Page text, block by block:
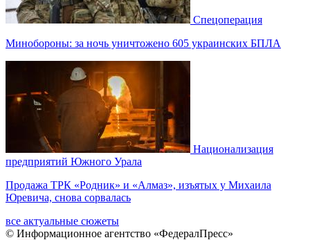
Спецоперация
Минобороны: за ночь уничтожено 605 украинских БПЛА
Национализация
предприятий Южного Урала
Продажа ТРК «Родник» и «Алмаз», изъятых у Михаила
Юревича, снова сорвалась
все актуальные сюжеты
© Информационное агентство «ФедералПресс»